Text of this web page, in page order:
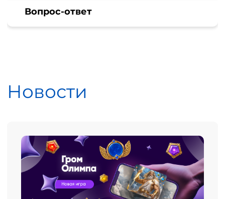
Вопрос-ответ
Новости